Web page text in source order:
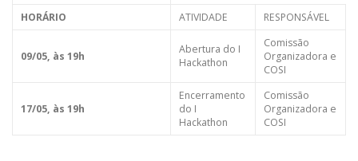
HORÁRIO
ATIVIDADE RESPONSÁVEL
09/05, às 19h
Abertura do I
Hackathon
Comissão
Organizadora e
COSI
17/05, às 19h
Encerramento
do I
Hackathon
Comissão
Organizadora e
COSI